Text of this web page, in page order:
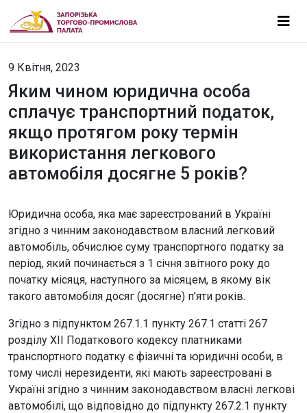
9 Квітня, 2023
Яким чином юридична особа
сплачує транспортний податок,
якщо протягом року термін
використання легкового
автомобіля досягне 5 років?
Юридична особа, яка має зареєстрований в Україні
згідно з чинним законодавством власний легковий
автомобіль, обчислює суму транспортного податку за
період, який починається з 1 січня звітного року до
початку місяця, наступного за місяцем, в якому вік
такого автомобіля досяг (досягне) п’яти років.
Згідно з підпунктом 267.1.1 пункту 267.1 статті 267
розділу ХІІ Податкового кодексу платниками
транспортного податку є фізичні та юридичні особи, в
тому числі нерезиденти, які мають зареєстровані в
Україні згідно з чинним законодавством власні легкові
автомобілі, що відповідно до підпункту 267.2.1 пункту